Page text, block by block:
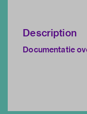
Description
Documentatie